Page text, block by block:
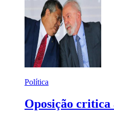
Política
Oposição critica